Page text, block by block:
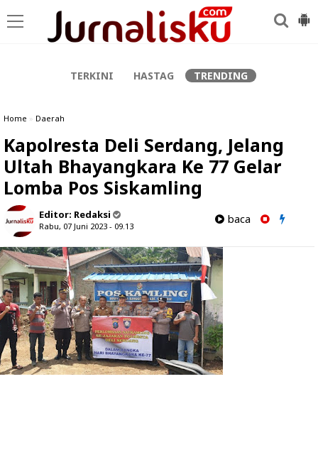
TERKINI HASTAG TRENDING
Home » Daerah
Kapolresta Deli Serdang, Jelang
Ultah Bhayangkara Ke 77 Gelar
Lomba Pos Siskamling
Editor: Redaksi
Rabu, 07 Juni 2023 - 09.13
baca